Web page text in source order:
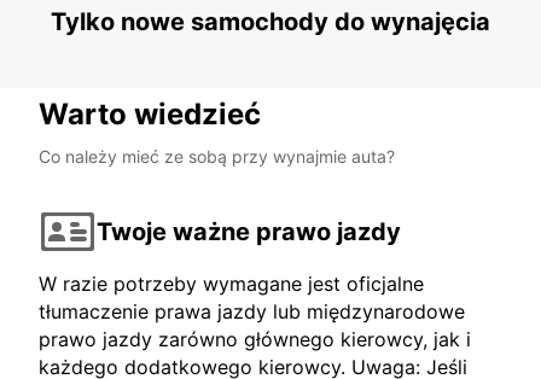
Tylko nowe samochody do wynajęcia
Warto wiedzieć
Co należy mieć ze sobą przy wynajmie auta?
Twoje ważne prawo jazdy
W razie potrzeby wymagane jest oficjalne
tłumaczenie prawa jazdy lub międzynarodowe
prawo jazdy zarówno głównego kierowcy, jak i
każdego dodatkowego kierowcy. Uwaga: Jeśli